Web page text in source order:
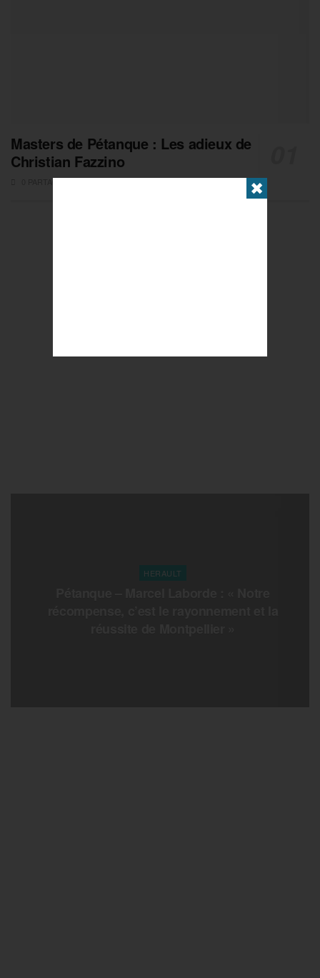
Masters de Pétanque : Les adieux de
Christian Fazzino
0 PARTAGES
HERAULT
✖